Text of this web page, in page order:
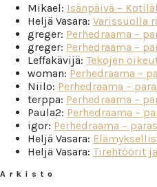
Mikael: Isänpäivä –
Heljä Vasara: Varissuolla
greger: Perhedraama –
greger: Perhedraama –
Leffakävijä: Tekojen
woman: Perhedraama –
Niilo: Perhedraama –
terppa: Perhedraama –
Paula2: Perhedraama –
igor: Perhedraama –
Heljä Vasara:
Heljä Vasara: Tirehtöörit
Arkisto